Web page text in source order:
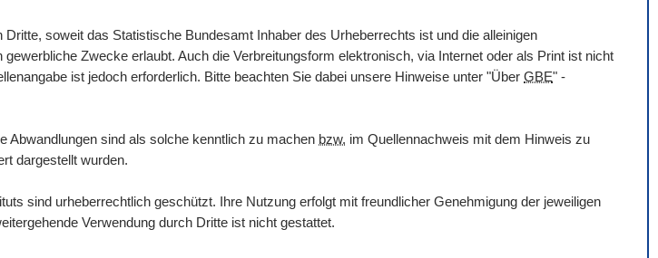
soweit das Statistische Bundesamt Inhaber des Urheberrechts ist und die alleinigen
Zwecke erlaubt. Auch die Verbreitungsform elektronisch, via Internet oder als Print ist nicht
ist jedoch erforderlich. Bitte beachten Sie dabei unsere Hinweise unter "Über GBE" -
Abwandlungen sind als solche kenntlich zu machen bzw. im Quellennachweis mit dem Hinweis zu
dargestellt wurden.
sind urheberrechtlich geschützt. Ihre Nutzung erfolgt mit freundlicher Genehmigung der jeweiligen
Verwendung durch Dritte ist nicht gestattet.